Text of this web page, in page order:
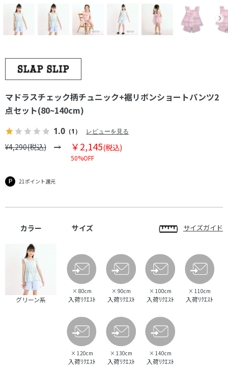
マドラスチェック柄チュニック+裾リボンショートパンツ2
点セット(80~140cm)
1.0 （1） レビューを見る
¥4,290(税込) ￥2,145(税込)
50%OFF
21ポイント還元
カラー サイズ サイズガイド
グリーン系
× 80cm
入荷ﾘｸｴｽﾄ
× 90cm
入荷ﾘｸｴｽﾄ
× 100cm
入荷ﾘｸｴｽﾄ
× 110cm
入荷ﾘｸｴｽﾄ
× 120cm
入荷ﾘｸｴｽﾄ
× 130cm
入荷ﾘｸｴｽﾄ
× 140cm
入荷ﾘｸｴｽﾄ